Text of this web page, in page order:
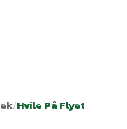
/Hvile På Flyet